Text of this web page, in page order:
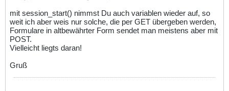
mit session_start() nimmst Du auch variablen wieder auf, so
weit ich aber weis nur solche, die per GET übergeben werden,
Formulare in altbewährter Form sendet man meistens aber mit
POST.
Vielleicht liegts daran!
Gruß